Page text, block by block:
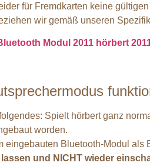
für Fremdkarten keine
wir gemäß unseren
Modul 2011 hörbert
Spielt hörbert ganz
worden.
eingebauten Bluetooth-Modul
und NICHT wieder